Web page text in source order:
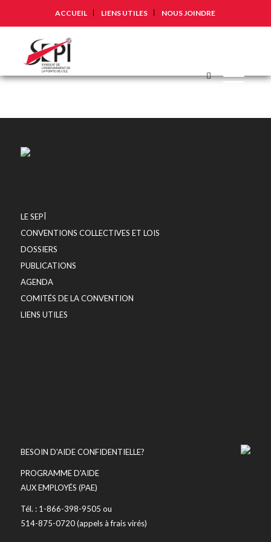
ACCUEIL LIENS UTILES NOUS JOINDRE
LE SEPÎ
CONVENTIONS COLLECTIVES ET LOIS
DOSSIERS
PUBLICATIONS
AGENDA
COMITÉS DE LA CONVENTION
LIENS UTILES
BESOIN D'AIDE CONFIDENTIELLE?
PROGRAMME D'AIDE
AUX EMPLOYÉS (PAE)
Tél. : 1-866-398-9505 ou
514-875-0720 (appels à frais virés)